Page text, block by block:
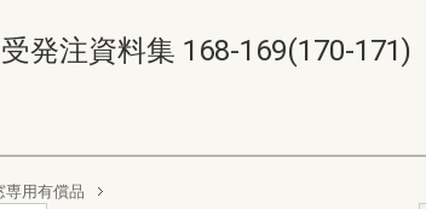
発注資料集 168-169(170-171)
専用有償品